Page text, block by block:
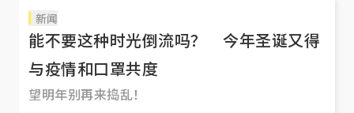
新闻
能不要这种时光倒流吗？ 今年圣诞又得
与疫情和口罩共度
望明年别再来捣乱！